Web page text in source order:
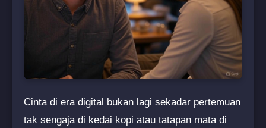
Cinta di era digital bukan lagi sekadar pertemuan
tak sengaja di kedai kopi atau tatapan mata di